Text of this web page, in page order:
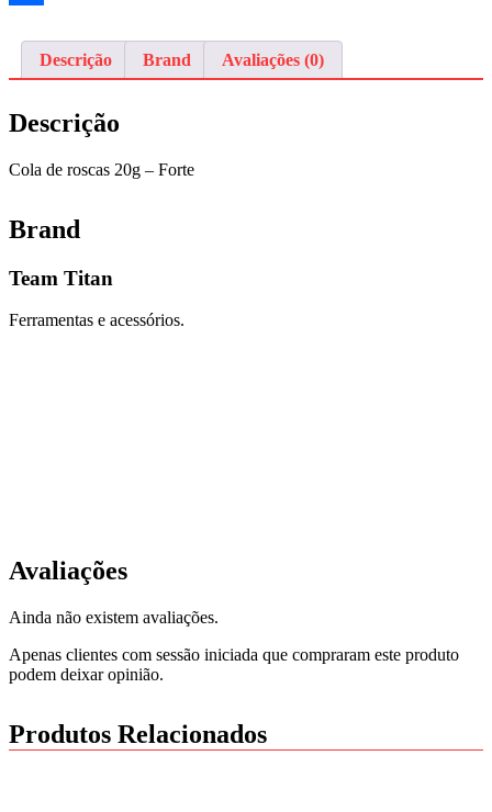
Descrição
Brand Avaliações (0)
Descrição
Cola de roscas 20g – Forte
Brand
Team Titan
Ferramentas e acessórios.
Avaliações
Ainda não existem avaliações.
Apenas clientes com sessão iniciada que compraram este produto
podem deixar opinião.
Produtos Relacionados